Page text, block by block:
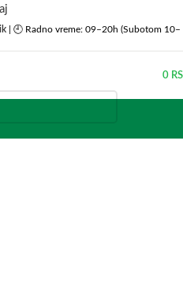
| 🕘 Radno vreme: 09–20h (Subotom 10–
0